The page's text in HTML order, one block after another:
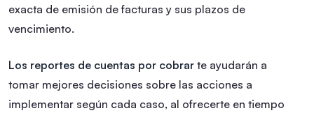
exacta de emisión de facturas y sus plazos de
vencimiento.
Los reportes de cuentas por cobrar te ayudarán a
tomar mejores decisiones sobre las acciones a
implementar según cada caso, al ofrecerte en tiempo